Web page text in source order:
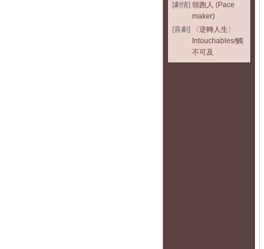
[劇情] 領跑人 (Pace
maker)
[喜劇]
〈逆轉人生〉
Intouchables/觸
不可及